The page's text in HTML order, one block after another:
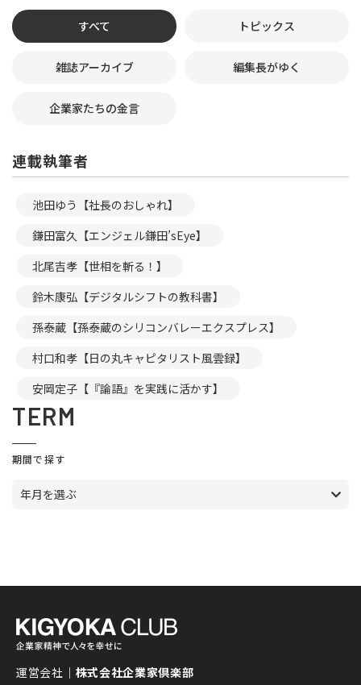
すべて トピックス
雑誌アーカイブ 編集長がゆく
企業家たちの金言
連載執筆者
池田ゆう【社長のおしゃれ】
鎌田富久【エンジェル鎌田’sEye】
北尾吉孝【世相を斬る！】
鈴木康弘【デジタルシフトの教科書】
孫泰蔵【孫泰蔵のシリコンバレーエクスプレス】
村口和孝【日の丸キャピタリスト風雲録】
安岡定子【『論語』を実践に活かす】
TERM
期間で探す
年月を選ぶ
運営会社｜ 株式会社企業家倶楽部